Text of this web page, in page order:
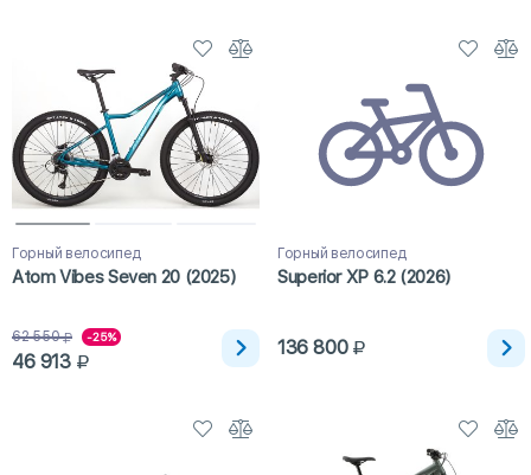
Горный велосипед
Atom Vibes Seven 20 (2025)
62 550 -25%
46 913
Горный велосипед
Superior XP 6.2 (2026)
136 800